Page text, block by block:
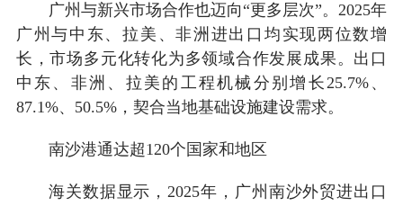
广州与新兴市场合作也迈向“更多层次”。2025年
广州与中东、拉美、非洲进出口均实现两位数增
长，市场多元化转化为多领域合作发展成果。出口
中东、非洲、拉美的工程机械分别增长25.7%、
87.1%、50.5%，契合当地基础设施建设需求。
南沙港通达超120个国家和地区
海关数据显示，2025年，广州南沙外贸进出口